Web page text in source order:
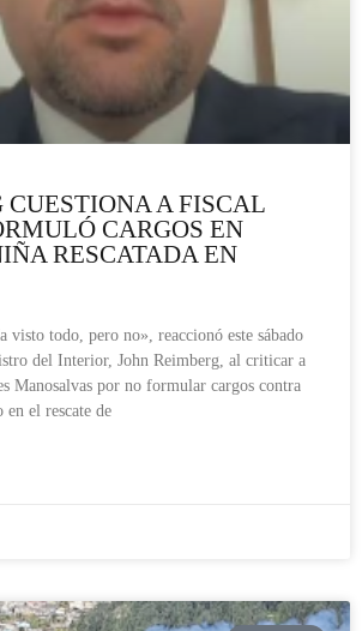
CUESTIONA A FISCAL
CARGOS EN
RESCATADA EN
visto todo, pero no», reaccionó este sábado
del Interior, John Reimberg, al criticar a
Manosalvas por no formular cargos contra
en el rescate de